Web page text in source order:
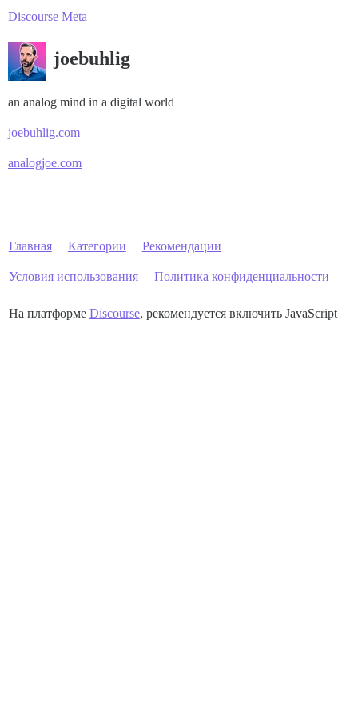
Discourse Meta
joebuhlig
an analog mind in a digital world
joebuhlig.com
analogjoe.com
Главная Категории Рекомендации
Условия использования Политика конфиденциальности
На платформе Discourse, рекомендуется включить JavaScript